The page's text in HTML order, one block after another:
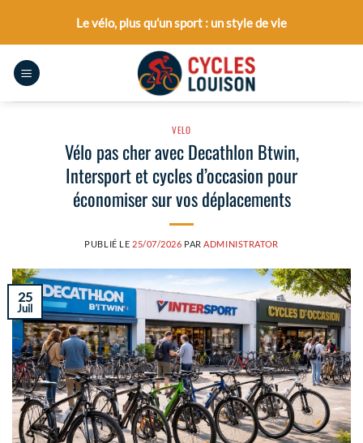
contenu
Le vélo, plus qu’un sport : un style de vie
VELO
Vélo pas cher avec Decathlon Btwin,
Intersport et cycles d’occasion pour
économiser sur vos déplacements
PUBLIÉ LE 25/07/2026 PAR ADMINISTRATOR
25
Juil